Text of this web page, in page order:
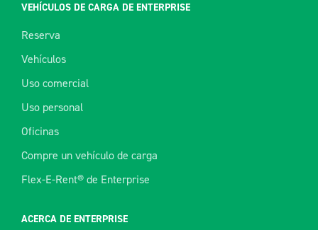
VEHÍCULOS DE CARGA DE ENTERPRISE
Reserva
Vehículos
Uso comercial
Uso personal
Oficinas
Compre un vehículo de carga
Flex-E-Rent® de Enterprise
ACERCA DE ENTERPRISE